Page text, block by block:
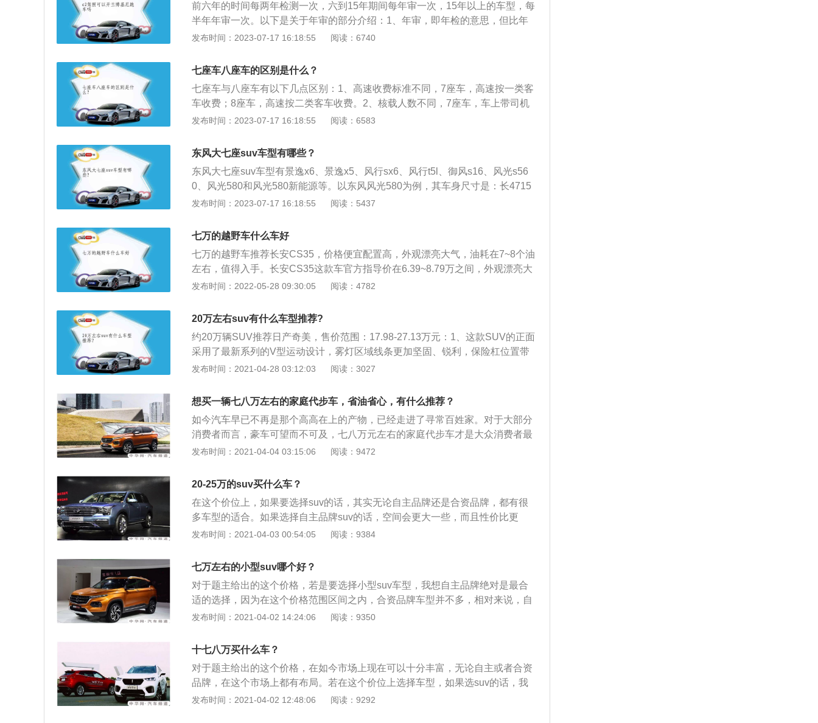
手续。3、审批手续：凡延缓报废的车辆，必须事先经过公安车管部门检查合格
后进行审批，审批通过后才能够上路行驶。根据车座的不同，审批手续也有差
异，有九个座以上的营运载客汽车，在五年的期限内就要延缓到市车管所进行审
省厅车管所进行审批。各类营运汽车，两年期限内由所在市车管所进行审批；超
过两年期限如果要求再延缓，先由市地车管所初审后再上报省厅车管所审批。如
果是属于其它车辆，无论多少年限，直接由市车管所进行审批。脱审车辆再审都
同。车主应该牢记车辆审查时间，免得给自己造成不必要的麻烦。
前六年的时间每两年检测一次，六到15年期间每年审一次，15年以上的车型，每
半年年审一次。以下是关于年审的部分介绍：1、年审，即年检的意思，但比年
检更口语化，年审意为以年为单位的例行审查。2、年审是指每年或每两年对汽
气系统、牌照安装等全方位检查。3、年审能够提前三个月进行检测，这种情况
避免了在检车的时候等待时间过长。
发布时间：2023-07-17 16:18:55 阅读：6740
七座车八座车的区别是什么？
七座车与八座车有以下几点区别：1、高速收费标准不同，7座车，高速按一类客
车收费；8座车，高速按二类客车收费。2、核载人数不同，7座车，车上带司机
最多可以坐7个人，8座车，车上带司机最多可以坐8个人。3、享受的政策不同，
要节假日时期，8座及以上车辆享受不到免费通行政策。
发布时间：2023-07-17 16:18:55 阅读：6583
东风大七座suv车型有哪些？
东风大七座suv车型有景逸x6、景逸x5、风行sx6、风行t5l、御风s16、风光s56
0、风光580和风光580新能源等。以东风风光580为例，其车身尺寸是：长4715
mm、宽1845mm、高1715mm，轴距为2780mm，油箱容积为58l，整备质量为1
是110kw，最大扭矩是220nm，与其匹配的是6挡手动变速箱。
发布时间：2023-07-17 16:18:55 阅读：5437
七万的越野车什么车好
七万的越野车推荐长安CS35，价格便宜配置高，外观漂亮大气，油耗在7~8个油
左右，值得入手。长安CS35这款车官方指导价在6.39~8.79万之间，外观漂亮大
气，是大众能接受的设计。并且在几年前这款车有着相当高的热度，在街上随处
了。日常使用的油耗在7~8个油左右，油耗表现中规中矩，也算是经济实惠了。
虽然是小型SUV，但空间却有着出色表现，身高170左右在后排提，头顶能有一
拳的距离，并且后排车面几乎没有凸起，乘坐体验相当好。驾驶体验方面，方向
性精准，指哪打哪，油门响应稍迟，起步会比较慢，但刹车给力，即点即到，在
城市通勤用极其方便。
发布时间：2022-05-28 09:30:05 阅读：4782
20万左右suv有什么车型推荐?
约20万辆SUV推荐日产奇美，售价范围：17.98-27.13万元：1、这款SUV的正面
采用了最新系列的V型运动设计，雾灯区域线条更加坚固、锐利，保险杠位置带
有镀铬条纹，整体视觉效果细腻，同时展现了SUV的硬朗气息；2、在车身尺寸
722毫米，与同类车型相比，新款6月具有明显的优势；3、在内部结构上，新日
产奇美将配备单键启动、定速巡航、7英寸中央控制屏幕、多功能方向盘、多功
能真皮方向盘（带加热）、感应电动尾门、前后加热座椅四个。
发布时间：2021-04-28 03:12:03 阅读：3027
想买一辆七八万左右的家庭代步车，省油省心，有什么推荐？
如今汽车早已不再是那个高高在上的产物，已经走进了寻常百姓家。对于大部分
消费者而言，豪车可望而不可及，七八万元左右的家庭代步车才是大众消费者最
为在意的车型。在这个价位上，可选择车型较多，无论是自主品牌还是合资品
车，来供大家选择。 首先，我想推荐的suv车型为宝骏510，作为如今最炙手可热
的车型，在今年二月份，宝骏510终结了哈弗h6的销量冠军宝座，足以看出它如
今的火热程度。从产品力上来看，宝骏510相比宝骏560和宝骏730等家族车型，
宝骏510的外观更为时尚，更能得到年轻消费者的认可。另外，在配置上宝骏510
十分丰富，相对来说性价比更好。在动力上，宝骏510搭载了1.5l自然吸气发动
捷达，作为国内市场的常青树，大众捷达的实力有目共睹，也不用我多说。最重
要的是在动力上，捷达搭载了1.4l、1.4t、1.5l三款发动机，不仅让消费者的选择
更为丰富，而且符合题主所说的省油的需求。另外，大众品牌在国内自带光环，
代步车，可选择性十分丰富，除了上述车型之外，哈弗h2、丰田卡罗拉等车型也
发布时间：2021-04-04 03:15:06 阅读：9472
20-25万的suv买什么车？
在这个价位上，如果要选择suv的话，其实无论自主品牌还是合资品牌，都有很
多车型的适合。如果选择自主品牌suv的话，空间会更大一些，而且性价比更
高。但若选择合资品牌suv的话，品牌影响力方面较好一些，而且在核心技术上
分别推荐一款自主品牌suv车型和一款合资品牌suv车型。 首先我想推荐的自主品
牌suv车型为广汽传祺gs8，作为如今这个品牌冲高最为成功的suv之一，广汽传
祺gs8已经用连续月销过万的好成绩向我们证明了它的实力。而我要推荐的车型
为传祺gs8四驱豪华智联版，售价为19.98万元。因为这款车型不仅提供四驱版
本，而且在配置方面也是应有尽有，可谓十分丰富。另外在价格上，这个价格落
后，我想推荐的下一款合资品牌suv车型为东风标致5008。虽然去年从销量上来
看，标致可谓是一败涂地，但这也并不影响标致新车的实力。作为标致旗舰型车
型，标致5008可谓是东风表现最值得骄傲的车型了。首先从外观上来看，科技感
在动力上，搭载了1.6t和1.8t两款涡轮增压发动机的标致5008满足消费者的日常出
发布时间：2021-04-03 00:54:05 阅读：9384
七万左右的小型suv哪个好？
对于题主给出的这个价格，若是要选择小型suv车型，我想自主品牌绝对是最合
适的选择，因为在这个价格范围区间之内，合资品牌车型并不多，相对来说，自
主品牌suv选择性更为丰富，而且性价比更高，接下来就为题主和大家推荐两款
族目前最火热的车型，宝骏510一经上市便得到了消费者的认可，交出了完美的
成绩。在刚刚公布的11月份销量中，宝骏510交出了四万+的好成绩，仅次于“神
车”哈弗h6，在国内suv销量榜中连续排名第二。当然，宝骏510能够交出如此优
异的成绩，和其出色的产品力不无关系。年轻时尚的外观、丰富的配置、超高的
性价比都是让其脱颖而出的重要因素。另外，如今宝骏510自动挡车型已经上市
发布时间：2021-04-02 14:24:06 阅读：9350
十七八万买什么车？
对于题主给出的这个价格，在如今市场上现在可以十分丰富，无论自主或者合资
品牌，在这个市场上都有布局。若在这个价位上选择车型，如果选suv的话，我
更推荐买自主品牌suv车型，相对合资品牌来说在这个价位自主品牌车型选择更
发布时间：2021-04-02 12:48:06 阅读：9292